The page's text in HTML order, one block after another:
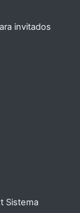
invitados
Sistema